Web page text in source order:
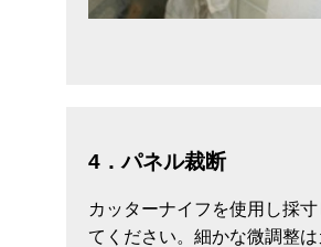
4．パネル裁断
カッターナイフを使用し採
てください。細かな微調整は